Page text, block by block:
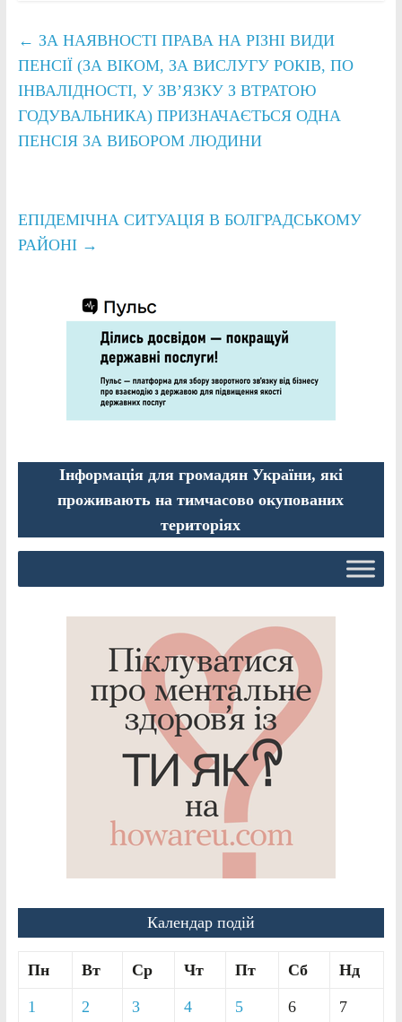
← ЗА НАЯВНОСТІ ПРАВА НА РІЗНІ ВИДИ
ПЕНСІЇ (ЗА ВІКОМ, ЗА ВИСЛУГУ РОКІВ, ПО
ІНВАЛІДНОСТІ, У ЗВ’ЯЗКУ З ВТРАТОЮ
ГОДУВАЛЬНИКА) ПРИЗНАЧАЄТЬСЯ ОДНА
ПЕНСІЯ ЗА ВИБОРОМ ЛЮДИНИ
ЕПІДЕМІЧНА СИТУАЦІЯ В БОЛГРАДСЬКОМУ
РАЙОНІ →
Інформація для громадян України, які
проживають на тимчасово окупованих
територіях
Календар подій
Пн Вт Ср Чт Пт Сб Нд
1 2 3 4 5 6 7